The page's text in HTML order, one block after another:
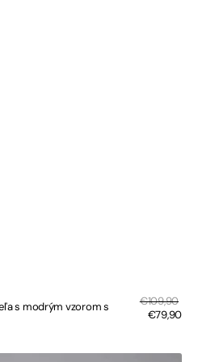
s modrým vzorom s
Bežná
cena
€109,90
€79,90